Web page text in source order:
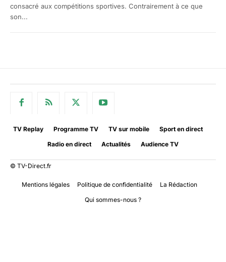
consacré aux compétitions sportives. Contrairement à ce que
son...
TV Replay Programme TV TV sur mobile
Sport en direct
Radio en direct
Actualités Audience TV
© TV-Direct.fr
Mentions légales Politique de confidentialité
La Rédaction
Qui sommes-nous ?